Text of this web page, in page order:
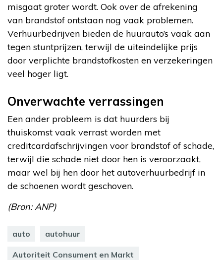
misgaat groter wordt. Ook over de afrekening
van brandstof ontstaan nog vaak problemen.
Verhuurbedrijven bieden de huurauto’s vaak aan
tegen stuntprijzen, terwijl de uiteindelijke prijs
door verplichte brandstofkosten en verzekeringen
veel hoger ligt.
Onverwachte verrassingen
Een ander probleem is dat huurders bij
thuiskomst vaak verrast worden met
creditcardafschrijvingen voor brandstof of schade,
terwijl die schade niet door hen is veroorzaakt,
maar wel bij hen door het autoverhuurbedrijf in
de schoenen wordt geschoven.
(Bron: ANP)
auto autohuur
Autoriteit Consument en Markt